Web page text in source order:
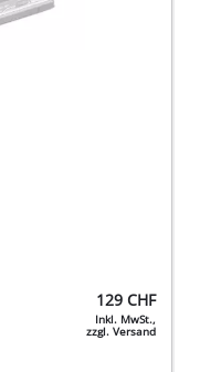
129 CHF
Inkl. MwSt.,
zzgl. Versand